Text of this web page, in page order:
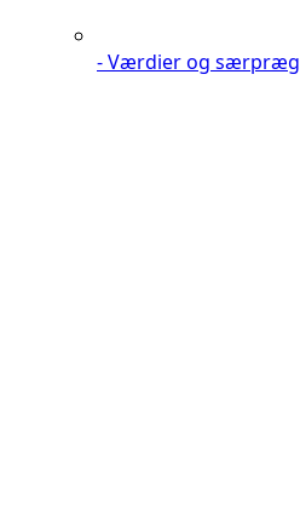
- Værdier og særpræg